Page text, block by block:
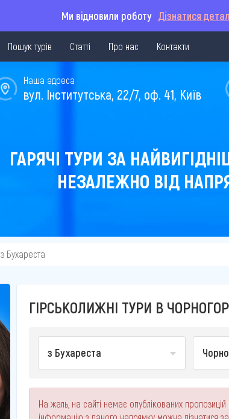
Ми відновили роботу Дізнатися
Пошук турів Статті Про нас Контакти
Наша адреса
вул. Інститутська, 22/7, оф. 41, Київ
ГАРЯЧІ ТУРИ ЗА
НЕЗАЛЕЖНО ВІД
з Бухареста
ГІРСЬКОЛИЖНІ ТУРИ В
з Бухареста
На жаль, на сайті немає опублікованих